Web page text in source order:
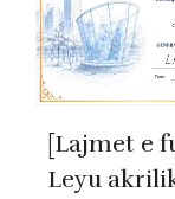
[Lajmet e
Leyu